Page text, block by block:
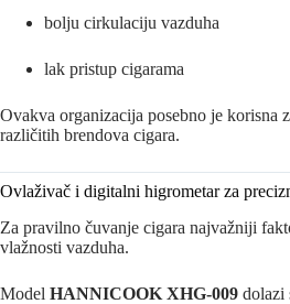
bolju cirkulaciju vazduha
lak pristup cigarama
Ovakva organizacija posebno je korisna
različitih brendova cigara.
Ovlaživač i digitalni higrometar za
Za pravilno čuvanje cigara najvažniji
vlažnosti vazduha.
Model HANNICOOK XHG-009 dolazi